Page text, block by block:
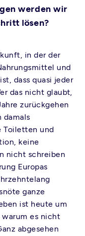
werden wir
lösen?
in der der
und
dass quasi jeder
das nicht glaubt,
zurückgehen
damals
Toiletten und
keine
nicht schreiben
Europas
ganze
ist heute um
warum es nicht
abgesehen